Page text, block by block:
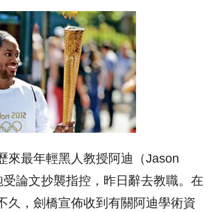
來最年輕黑人教授阿迪（Jason
論文抄襲指控，昨日辭去教職。在
久，劍橋宣佈收到有關阿迪學術資